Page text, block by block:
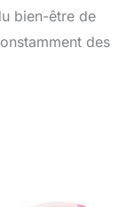
bien-être de
des